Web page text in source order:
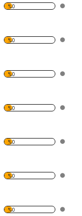
%0
%0
%0
%0
%0
%0
%0